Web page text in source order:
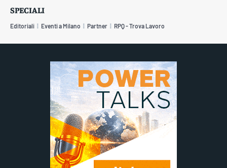
SPECIALI
Editoriali Eventi a Milano Partner RPQ - Trova Lavoro